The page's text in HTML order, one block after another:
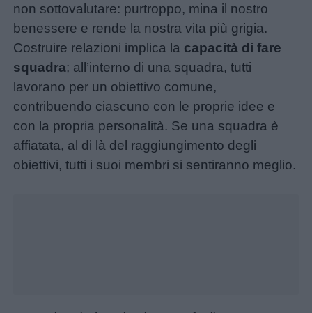
Menu
non sottovalutare: purtroppo, mina il nostro
benessere e rende la nostra vita più grigia.
Costruire relazioni implica la capacità di fare
squadra; all’interno di una squadra, tutti
lavorano per un obiettivo comune,
contribuendo ciascuno con le proprie idee e
con la propria personalità. Se una squadra è
affiatata, al di là del raggiungimento degli
obiettivi, tutti i suoi membri si sentiranno meglio.